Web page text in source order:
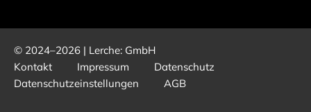
© 2024–2026 | Lerche: GmbH
Kontakt
Impressum
Datenschutz
Datenschutzeinstellungen
AGB